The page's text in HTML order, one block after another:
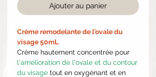
Ajouter au panier
Crème remodelante de l'ovale du
visage 50mL.
Crème hautement concentrée pour
l'amélioration de l'ovale et du contour
du visage tout en oxygénant et en